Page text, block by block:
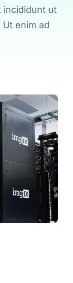
incididunt ut
enim ad